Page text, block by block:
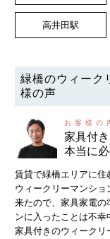
高井田駅
緑橋のウィーク
様の声
家具付
本当に
賃貸で緑橋エリアに
ウィークリーマンシ
来たので、家具家電の
ンに入ったことは不
家具付きのウィーク